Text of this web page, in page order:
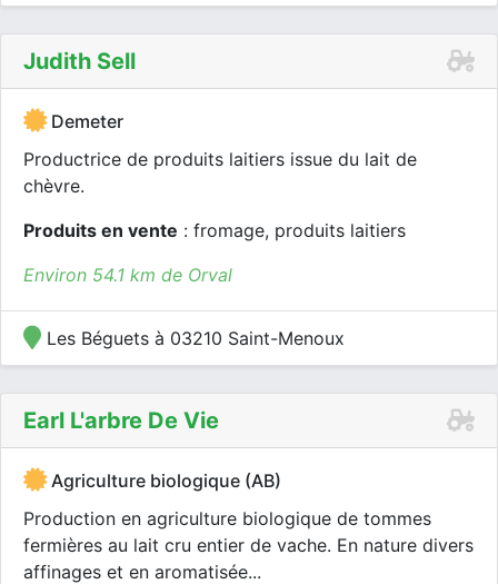
Judith Sell
Demeter
Productrice de produits laitiers issue du lait de
chèvre.
Produits en vente : fromage, produits laitiers
Environ 54.1 km de Orval
Les Béguets à 03210 Saint-Menoux
Earl L'arbre De Vie
Agriculture biologique (AB)
Production en agriculture biologique de tommes
fermières au lait cru entier de vache. En nature divers
affinages et en aromatisée...